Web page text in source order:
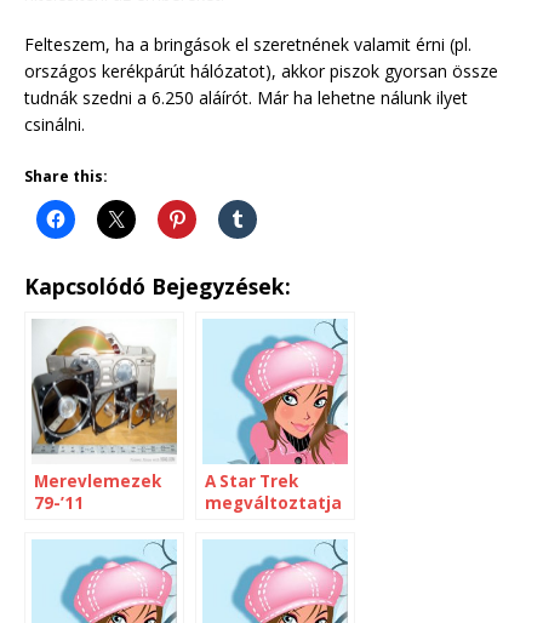
Felteszem, ha a bringások el szeretnének valamit érni (pl.
országos kerékpárút hálózatot), akkor piszok gyorsan össze
tudnák szedni a 6.250 aláírót. Már ha lehetne nálunk ilyet
csinálni.
Share this:
Kapcsolódó Bejegyzések:
Merevlemezek
79-’11
A Star Trek
megváltoztatja